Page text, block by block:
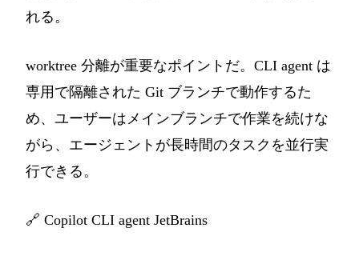
れる。
worktree 分離が重要なポイントだ。CLI agent は
専用で隔離された Git ブランチで動作するた
め、ユーザーはメインブランチで作業を続けな
がら、エージェントが長時間のタスクを並行実
行できる。
🔗 Copilot CLI agent JetBrains